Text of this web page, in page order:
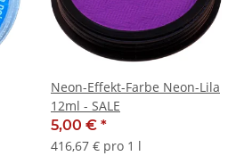
Neon-Effekt-Farbe Neon-Lila
12ml - SALE
5,00 € *
416,67 € pro 1 l